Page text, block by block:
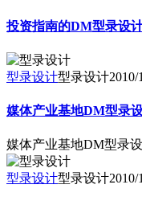
投资指南的DM型录设
型录设计型录设计2010/
媒体产业基地DM型录
媒体产业基地DM型录
型录设计型录设计2010/